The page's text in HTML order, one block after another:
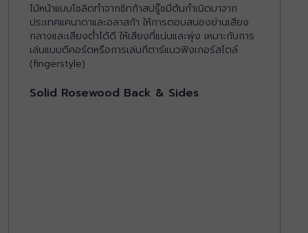
ไม้หน้าแบบโซลิดทำจากซิทก้าสปรู๊ซมีต้นกำเนิดมาจาก
ประเทศแคนาดาและอลาสก้า ให้การตอบสนองย่านเสียง
กลางและเสียงต่ำได้ดี ให้เสียงที่แน่นและพุ่ง เหมาะกับการ
เล่นแบบตีคอร์ดหรือการเล่นกีตาร์แนวฟิงเกอร์สไตล์
(fingerstyle)
Solid Rosewood Back & Sides